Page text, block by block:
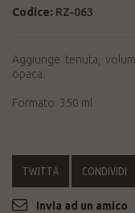
Codice: RZ-063
Aggiunge tenuta,
opaca.
Formato: 350 ml
TWITTA CONDIVIDI
Invia ad un amico